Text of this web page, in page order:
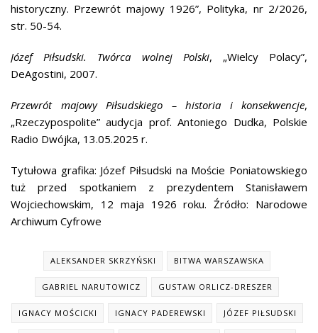
historyczny. Przewrót majowy 1926”, Polityka, nr 2/2026,
str. 50-54.
Józef Piłsudski. Twórca wolnej Polski, „Wielcy Polacy”,
DeAgostini, 2007.
Przewrót majowy Piłsudskiego – historia i konsekwencje,
„Rzeczypospolite” audycja prof. Antoniego Dudka, Polskie
Radio Dwójka, 13.05.2025 r.
Tytułowa grafika: Józef Piłsudski na Moście Poniatowskiego
tuż przed spotkaniem z prezydentem Stanisławem
Wojciechowskim, 12 maja 1926 roku. Źródło: Narodowe
Archiwum Cyfrowe
ALEKSANDER SKRZYŃSKI BITWA WARSZAWSKA
GABRIEL NARUTOWICZ GUSTAW ORLICZ-DRESZER
IGNACY MOŚCICKI IGNACY PADEREWSKI JÓZEF PIŁSUDSKI